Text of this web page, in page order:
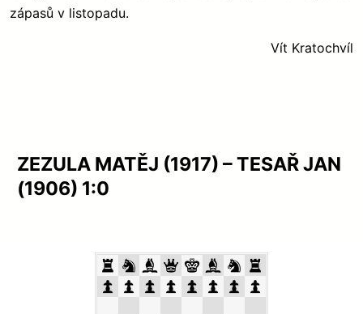
zápasů v listopadu.
Vít Kratochvíl
ZEZULA MATĚJ (1917) – TESAŘ JAN
(1906) 1:0